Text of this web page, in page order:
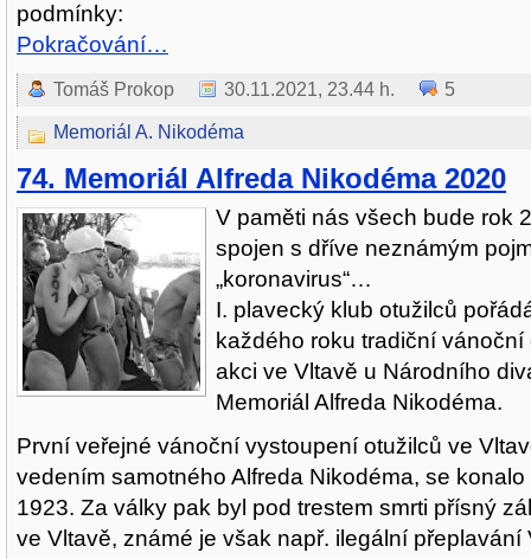
podmínky:
Pokračování…
Tomáš Prokop 30.11.2021, 23.44 h. 5
Memoriál A. Nikodéma
74. Memoriál Alfreda Nikodéma 2020
V paměti nás všech bude rok
spojen s dříve neznámým
„koronavirus“…
I. plavecký klub otužilců
každého roku tradiční vánoční
akci ve Vltavě u Národního
Memoriál Alfreda Nikodéma.
První veřejné vánoční vystoupení otužilců ve
vedením samotného Alfreda Nikodéma, se konalo
1923. Za války pak byl pod trestem smrti přísný
ve Vltavě, známé je však např. ilegální přeplavání